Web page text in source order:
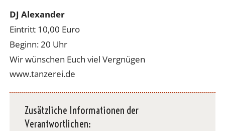
DJ Alexander
Eintritt 10,00 Euro
Beginn: 20 Uhr
Wir wünschen Euch viel Vergnügen
www.tanzerei.de
Zusätzliche Informationen der
Verantwortlichen: